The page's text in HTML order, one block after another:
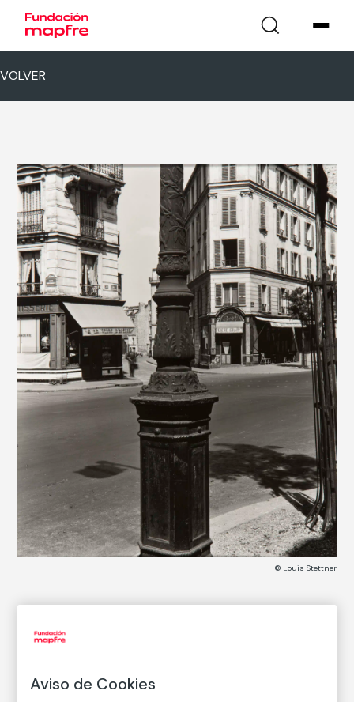
VOLVER
© Louis Stettner
Sin título, París
Aviso de Cookies